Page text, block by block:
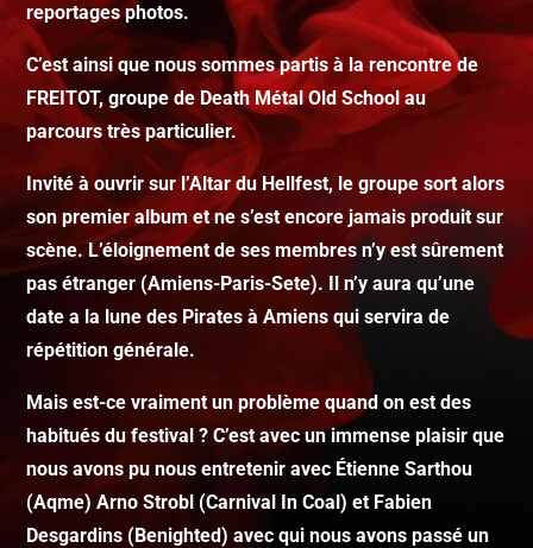
reportages photos.
C’est ainsi que nous sommes partis à la rencontre de
FREITOT, groupe de Death Métal Old School au
parcours très particulier.
Invité à ouvrir sur l’Altar du Hellfest, le groupe sort alors
son premier album et ne s’est encore jamais produit sur
scène. L’éloignement de ses membres n’y est sûrement
pas étranger (Amiens-Paris-Sete). Il n’y aura qu’une
date a la lune des Pirates à Amiens qui servira de
répétition générale.
Mais est-ce vraiment un problème quand on est des
habitués du festival ? C’est avec un immense plaisir que
nous avons pu nous entretenir avec Étienne Sarthou
(Aqme) Arno Strobl (Carnival In Coal) et Fabien
Desgardins (Benighted) avec qui nous avons passé un